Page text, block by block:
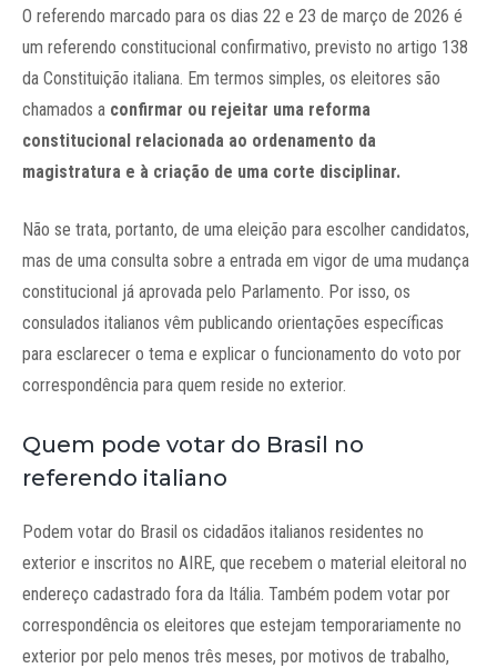
O referendo marcado para os dias 22 e 23 de março de 2026 é
um referendo constitucional confirmativo, previsto no artigo 138
da Constituição italiana. Em termos simples, os eleitores são
chamados a confirmar ou rejeitar uma reforma
constitucional relacionada ao ordenamento da
magistratura e à criação de uma corte disciplinar.
Não se trata, portanto, de uma eleição para escolher candidatos,
mas de uma consulta sobre a entrada em vigor de uma mudança
constitucional já aprovada pelo Parlamento. Por isso, os
consulados italianos vêm publicando orientações específicas
para esclarecer o tema e explicar o funcionamento do voto por
correspondência para quem reside no exterior.
Quem pode votar do Brasil no
referendo italiano
Podem votar do Brasil os cidadãos italianos residentes no
exterior e inscritos no AIRE, que recebem o material eleitoral no
endereço cadastrado fora da Itália. Também podem votar por
correspondência os eleitores que estejam temporariamente no
exterior por pelo menos três meses, por motivos de trabalho,